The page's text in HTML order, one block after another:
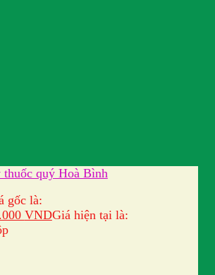
thuốc quý Hoà Bình
gốc là:
VNDGiá hiện tại là: